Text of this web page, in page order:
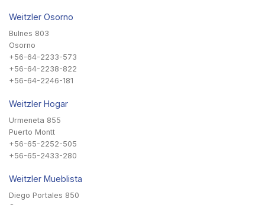
Weitzler Osorno
Bulnes 803
Osorno
+56-64-2233-573
+56-64-2238-822
+56-64-2246-181
Weitzler Hogar
Urmeneta 855
Puerto Montt
+56-65-2252-505
+56-65-2433-280
Weitzler Mueblista
Diego Portales 850